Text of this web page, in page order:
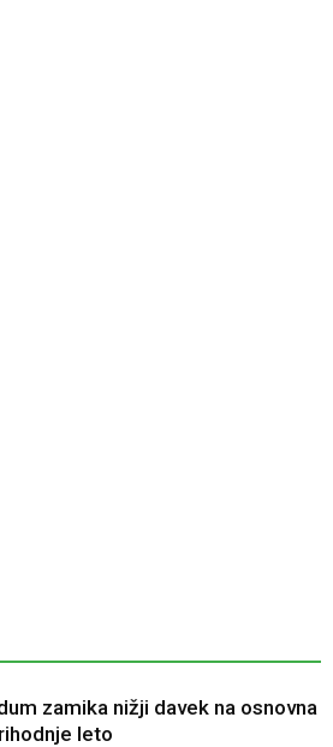
zamika nižji davek na osnovna
leto